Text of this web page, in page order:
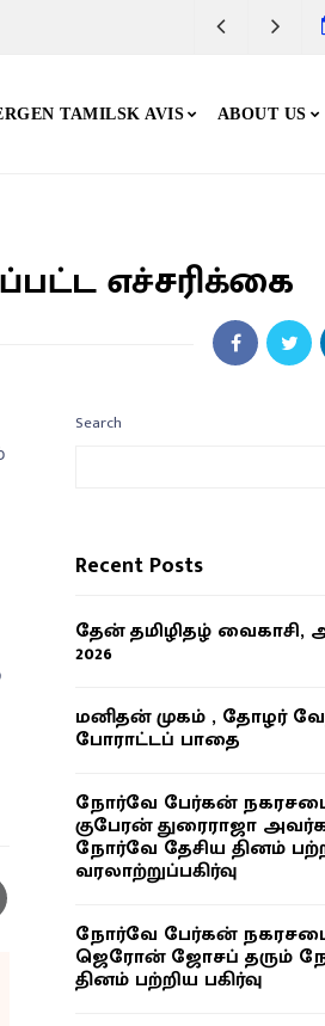
TAMILSK AVIS ABOUT US
எச்சரிக்கை
Search
Recent Posts
தேன் தமிழிதழ்
2026
மனிதன் முகம் , தோழர்
போராட்டப் பாதை
நோர்வே பேர்கன் நகரசபை
குபேரன் துரைராஜா
நோர்வே தேசிய தினம்
வரலாற்றுப்பகிர்வு
நோர்வே பேர்கன் நகரசபை
ஜெரோன் ஜோசப் தரும்
தினம் பற்றிய பகிர்வு